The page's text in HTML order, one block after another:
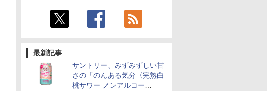
最新記事
サントリー、みずみずしい甘
さの「のんある気分〈完熟白
桃サワー ノンアルコー